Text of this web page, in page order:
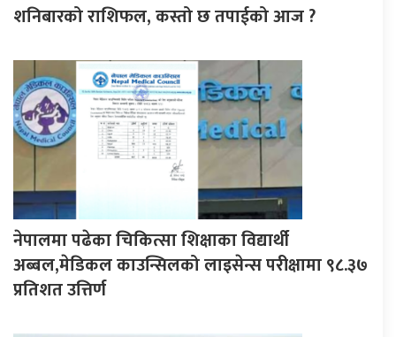
शनिबारको राशिफल, कस्तो छ तपाईको आज ?
नेपालमा पढेका चिकित्सा शिक्षाका विद्यार्थी
अब्बल,मेडिकल काउन्सिलको लाइसेन्स परीक्षामा ९८.३७
प्रतिशत उत्तिर्ण